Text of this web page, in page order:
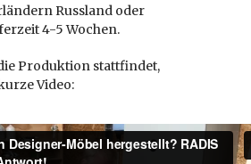
Russland oder
4-5 Wochen.
Produktion stattfindet,
Video: